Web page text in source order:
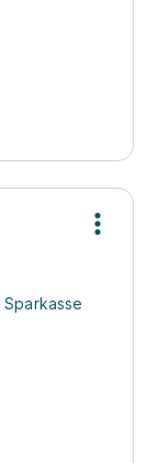
Sparkasse